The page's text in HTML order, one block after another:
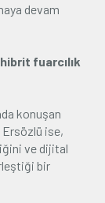
devam
fuarcılık
konuşan
Ersözlü ise,
ve dijital
bir